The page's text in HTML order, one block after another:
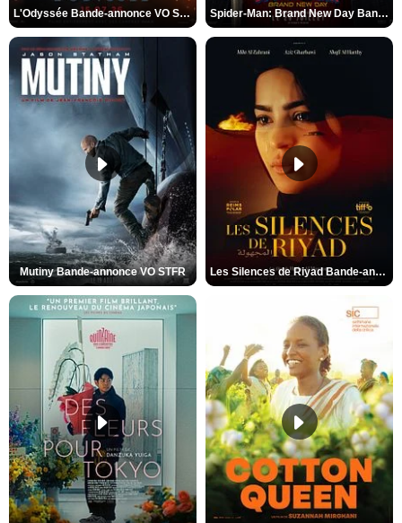
L'Odyssée Bande-annonce VO STFR Spider-Man: Brand New Day Bande-annonce VO STFR
Mutiny Bande-annonce VO STFR Les Silences de Riyad Bande-annonce VO STFR